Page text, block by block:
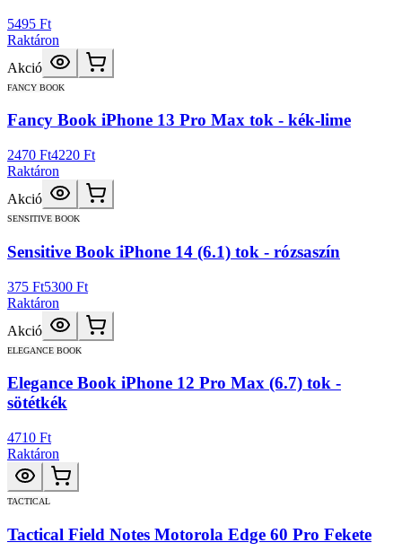
5495 Ft
Raktáron
Akció
FANCY BOOK
Fancy Book iPhone 13 Pro Max tok - kék-lime
2470 Ft4220 Ft
Raktáron
Akció
SENSITIVE BOOK
Sensitive Book iPhone 14 (6.1) tok - rózsaszín
375 Ft5300 Ft
Raktáron
Akció
ELEGANCE BOOK
Elegance Book iPhone 12 Pro Max (6.7) tok -
sötétkék
4710 Ft
Raktáron
TACTICAL
Tactical Field Notes Motorola Edge 60 Pro Fekete